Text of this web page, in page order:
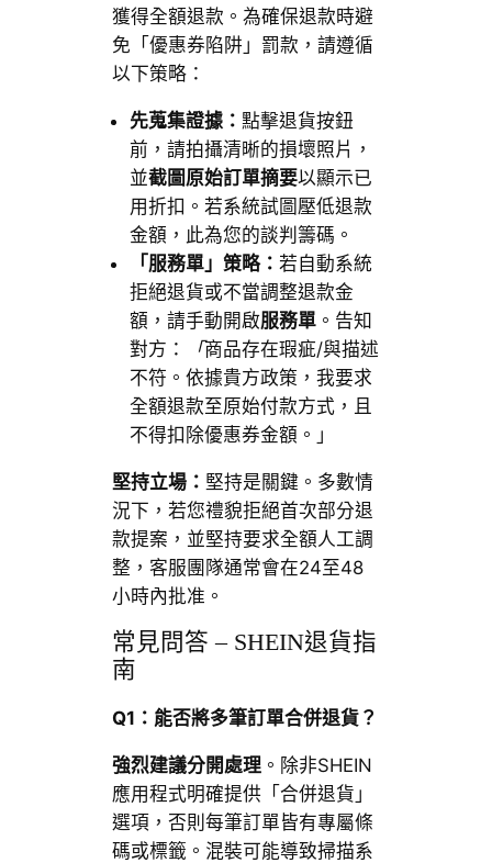
獲得全額退款。為確保退款時避
免「優惠券陷阱」罰款，請遵循
以下策略：
先蒐集證據： 點擊退貨按鈕
前，請拍攝清晰的損壞照片，
並截圖原始訂單摘要以顯示已
用折扣。若系統試圖壓低退款
金額，此為您的談判籌碼。
「服務單」策略： 若自動系統
拒絕退貨或不當調整退款金
額，請手動開啟服務單。告知
對方：
「商品存在瑕疵/與描述
不符。依據貴方政策，我要求
全額退款至原始付款方式，且
不得扣除優惠券金額。」
堅持立場： 堅持是關鍵。多數情
況下，若您禮貌拒絕首次部分退
款提案，並堅持要求全額人工調
整，客服團隊通常會在24至48
小時內批准。
常見問答 – SHEIN退貨指
南
Q1：能否將多筆訂單合併退貨？
強烈建議分開處理。除非SHEIN
應用程式明確提供「合併退貨」
選項，否則每筆訂單皆有專屬條
碼或標籤。混裝可能導致掃描系